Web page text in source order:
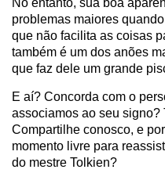
No entanto, sua boa
problemas maiores
que não facilita as coisas
também é um dos anões
que faz dele um grande
E aí? Concorda com o
associamos ao seu signo?
Compartilhe conosco, e
momento livre para
do mestre Tolkien?